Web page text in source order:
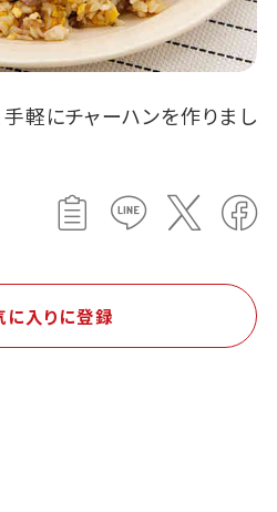
手軽にチャーハンを作りまし
に入りに登録